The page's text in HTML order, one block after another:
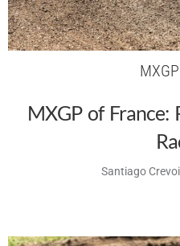
MXGP of France:
Santiago